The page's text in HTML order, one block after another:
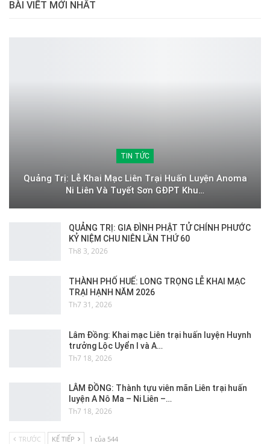
BÀI VIỂT MỚI NHẤT
TIN TỨC
Quảng Trị: Lễ Khai Mạc Liên Trại Huấn Luyện Anoma
Ni Liên Và Tuyết Sơn GĐPT Khu…
QUẢNG TRỊ: GIA ĐÌNH PHẬT TỬ CHÍNH PHƯỚC
KỶ NIỆM CHU NIÊN LẦN THỨ 60
Th8 3, 2026
THÀNH PHỐ HUẾ: LONG TRỌNG LỄ KHAI MẠC
TRẠI HẠNH NĂM 2026
Th7 31, 2026
Lâm Đồng: Khai mạc Liên trại huấn luyện Huynh
trưởng Lộc Uyển I và A…
Th7 18, 2026
LÂM ĐỒNG: Thành tựu viên mãn Liên trại huấn
luyện A Nô Ma – Ni Liên –…
Th7 18, 2026
TRƯỚC KẾ TIẾP 1 của 544